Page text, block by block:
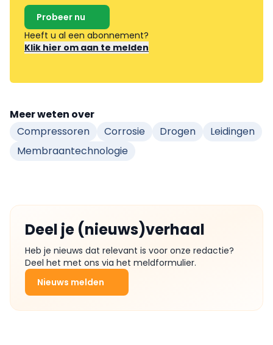
Probeer nu
Heeft u al een abonnement?
Klik hier om aan te melden
Meer weten over
Compressoren
Corrosie Drogen
Leidingen
Membraantechnologie
Deel je (nieuws)verhaal
Heb je nieuws dat relevant is voor onze redactie?
Deel het met ons via het meldformulier.
Nieuws melden